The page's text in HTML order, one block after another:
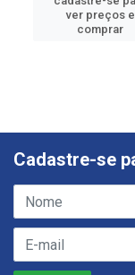
ver preços e
comprar
Cadastre-se